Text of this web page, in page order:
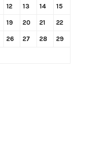
12 13 14 15
19 20 21 22
26 27 28 29